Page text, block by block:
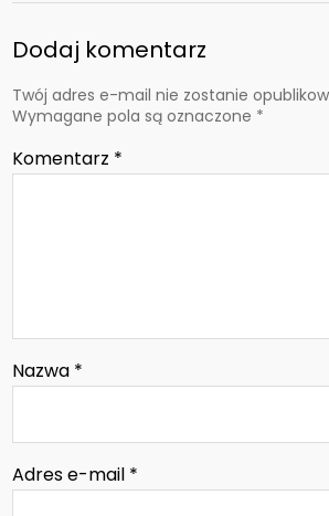
Dodaj komentarz
Twój adres e-mail nie zostanie
Wymagane pola są oznaczone *
Komentarz *
Nazwa *
Adres e-mail *